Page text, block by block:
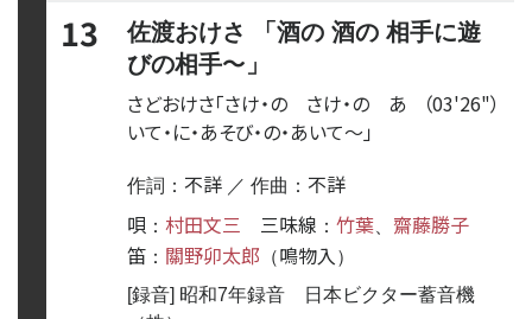
13
佐渡おけさ 「酒の 酒の 相手に遊
びの相手〜 」
（03'26"）
さどおけさ「さけ・の さけ・の あ
いて・に・あそび・の・あいて〜 」
作詞： 不詳 ／ 作曲： 不詳
唄 ： 村田文三 三味線 ： 竹葉
齋藤勝子
笛 ： 關野卯太郎 （鳴物入 ）
[録音] 昭和7年録音 日本ビクター蓄音機